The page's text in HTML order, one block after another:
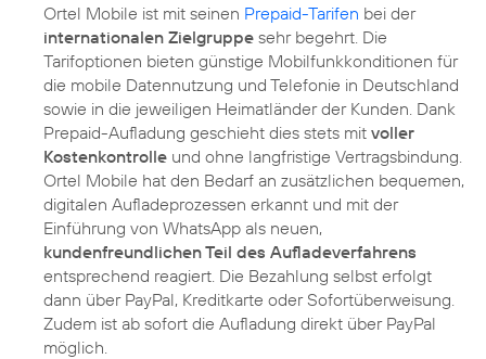
Ortel Mobile ist mit seinen Prepaid-Tarifen bei der
internationalen Zielgruppe sehr begehrt. Die
Tarifoptionen bieten günstige Mobilfunkkonditionen für
die mobile Datennutzung und Telefonie in Deutschland
sowie in die jeweiligen Heimatländer der Kunden. Dank
Prepaid-Aufladung geschieht dies stets mit voller
Kostenkontrolle und ohne langfristige Vertragsbindung.
Ortel Mobile hat den Bedarf an zusätzlichen bequemen,
digitalen Aufladeprozessen erkannt und mit der
Einführung von WhatsApp als neuen,
kundenfreundlichen Teil des Aufladeverfahrens
entsprechend reagiert. Die Bezahlung selbst erfolgt
dann über PayPal, Kreditkarte oder Sofortüberweisung.
Zudem ist ab sofort die Aufladung direkt über PayPal
möglich.